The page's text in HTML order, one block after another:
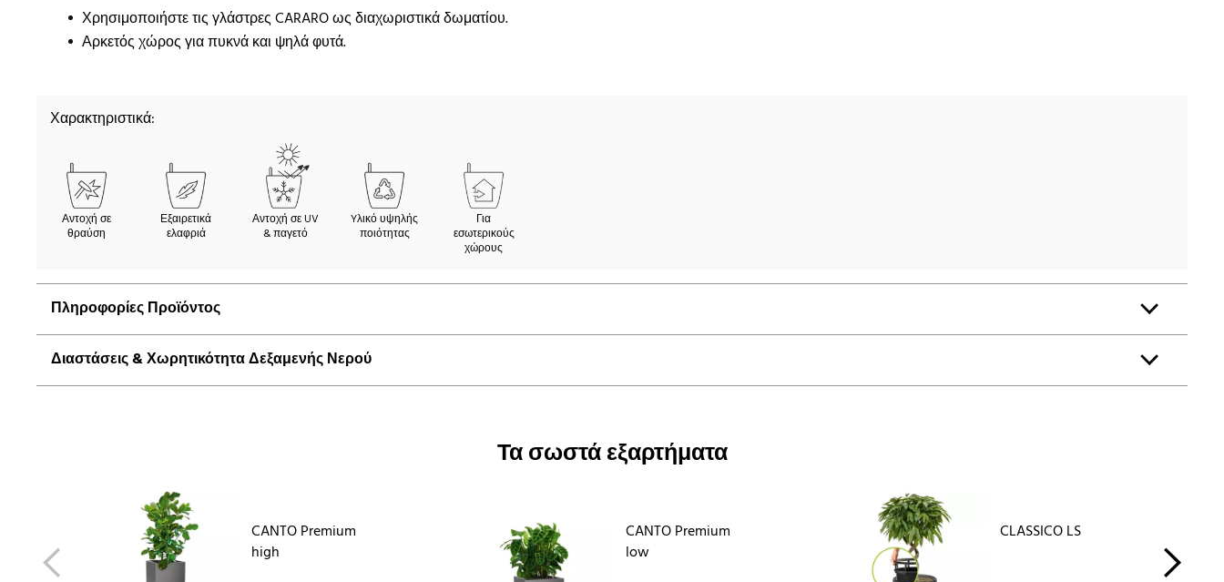
Χρησιμοποιήστε τις γλάστρες CARARO ως διαχωριστικά δωματίου.
Αρκετός χώρος για πυκνά και ψηλά φυτά.
Χαρακτηριστικά:
Αντοχή σε
θραύση
Εξαιρετικά
ελαφριά
Αντοχή σε UV
& παγετό
Yλικό υψηλής
ποιότητας
Για
εσωτερικούς
χώρους
Πληροφορίες Προϊόντος
Διαστάσεις & Χωρητικότητα Δεξαμενής Νερού
Τα σωστά εξαρτήματα
CANTO Premium
high
CANTO Premium
low
CLASSICO LS